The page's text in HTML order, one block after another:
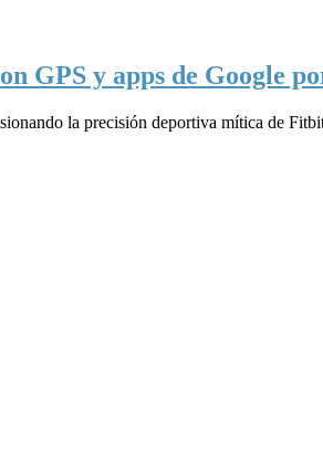
y apps de Google
la precisión deportiva mítica de